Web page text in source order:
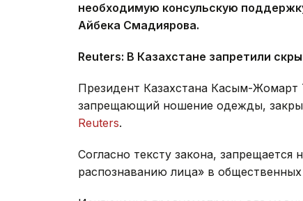
необходимую консульскую
Айбека Смадиярова.
Reuters: В Казахстане запретили
Президент Казахстана Касым-Жомарт
запрещающий ношение одежды,
Reuters.
Согласно тексту закона,
распознаванию лица» в общественных